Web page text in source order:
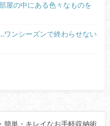
屋の中にある色々なものを
ワンシーズンで終わらせない
簡単・キレイなお手軽収納術